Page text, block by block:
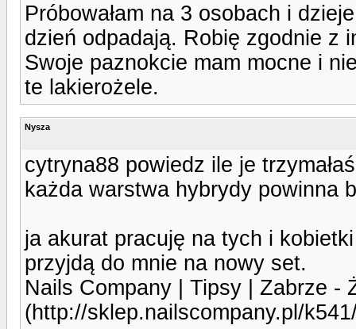
Próbowałam na 3 osobach i
dzień odpadają. Robię zgodnie z
Swoje paznokcie mam mocne i
te lakierożele.
Nysza
cytryna88 powiedz ile je
każda warstwa hybrydy powinna
ja akurat pracuję na tych i
przyjdą do mnie na nowy set.
Nails Company | Tipsy | Zabrze -
(http://sklep.nailscompany.pl/